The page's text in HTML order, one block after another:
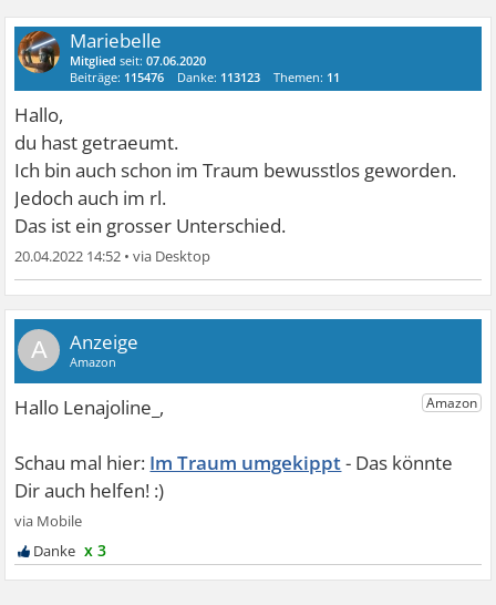
Mariebelle
Mitglied seit:07.06.2020
Beiträge: 115476 Danke: 113123 Themen: 11
Hallo,
du hast getraeumt.
Ich bin auch schon im Traum bewusstlos geworden.
Jedoch auch im rl.
Das ist ein grosser Unterschied.
20.04.2022 14:52 •
A
Im Traum umgekippt
x 3